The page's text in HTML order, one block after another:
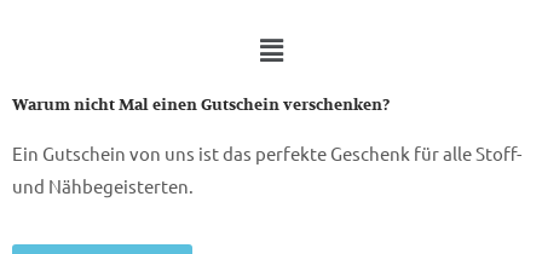
Warum nicht Mal einen Gutschein verschenken?
Ein Gutschein von uns ist das perfekte Geschenk für alle Stoff-
und Nähbegeisterten.